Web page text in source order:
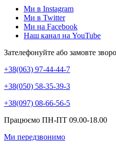
Ми в Instagram
Ми в Twitter
Ми на Facebook
Наш канал на YouTube
Зателефонуйте або замовте
+38(063) 97-44-44-7
+38(050) 58-35-39-3
+38(097) 08-66-56-5
Працюємо ПН-ПТ 09.00-18.00
Ми передзвонимо